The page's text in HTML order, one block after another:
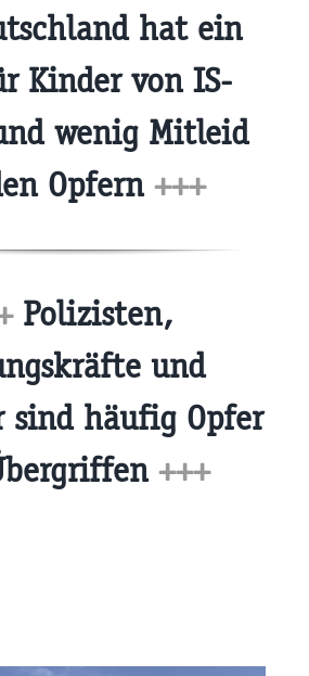
hat ein
Kinder von IS-
wenig Mitleid
Opfern +++
Polizisten,
und
sind häufig Opfer
+++